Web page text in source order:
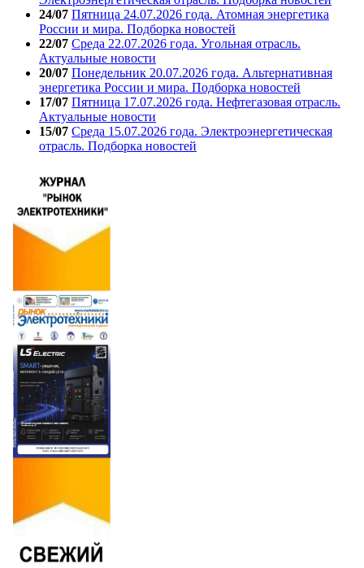
24/07 Пятница 24.07.2026 года. Атомная энергетика
России и мира. Подборка новостей
22/07 Среда 22.07.2026 года. Угольная отрасль.
Актуальные новости
20/07 Понедельник 20.07.2026 года. Альтернативная
энергетика России и мира. Подборка новостей
17/07 Пятница 17.07.2026 года. Нефтегазовая отрасль.
Актуальные новости
15/07 Среда 15.07.2026 года. Электроэнергетическая
отрасль. Подборка новостей